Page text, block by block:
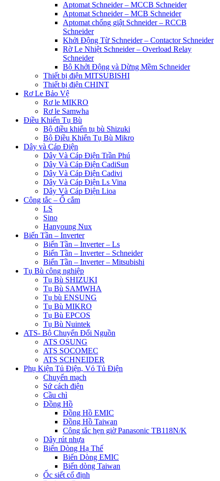
Aptomat Schneider – MCCB Schneider
Aptomat Schneider – MCB Schneider
Aptomat chống giật Schneider – RCCB
Schneider
Khởi Động Từ Schneider – Contactor Schneider
Rờ Le Nhiệt Schneider – Overload Relay
Schneider
Bộ Khởi Động và Dừng Mềm Schneider
Thiết bị điện MITSUBISHI
Thiết bị điện CHINT
Rơ Le Bảo Vệ
Rơ le MIKRO
Rơ le Samwha
Điều Khiển Tụ Bù
Bộ điều khiển tụ bù Shizuki
Bộ Điều Khiển Tụ Bù Mikro
Dây và Cáp Điện
Dây Và Cáp Điện Trần Phú
Dây Và Cáp Điện CadiSun
Dây Và Cáp Điện Cadivi
Dây Và Cáp Điện Ls Vina
Dây Và Cáp Điện Lioa
Công tắc – Ổ cắm
LS
Sino
Hanyoung Nux
Biến Tần – Inverter
Biến Tần – Inverter – Ls
Biến Tần – Inverter – Schneider
Biến Tần – Inverter – Mitsubishi
Tụ Bù công nghiệp
Tụ Bù SHIZUKI
Tụ Bù SAMWHA
Tụ bù ENSUNG
Tụ Bù MIKRO
Tụ Bù EPCOS
Tụ Bù Nuintek
ATS- Bộ Chuyển Đổi Nguồn
ATS OSUNG
ATS SOCOMEC
ATS SCHNEIDER
Phụ Kiện Tủ Điện, Vỏ Tủ Điện
Chuyển mạch
Sứ cách điện
Cầu chì
Đồng Hồ
Đồng Hồ EMIC
Đồng Hồ Taiwan
Công tắc hẹn giờ Panasonic TB118N/K
Dây rút nhựa
Biến Dòng Hạ Thế
Biến Dòng EMIC
Biến dòng Taiwan
Ốc siết cố định